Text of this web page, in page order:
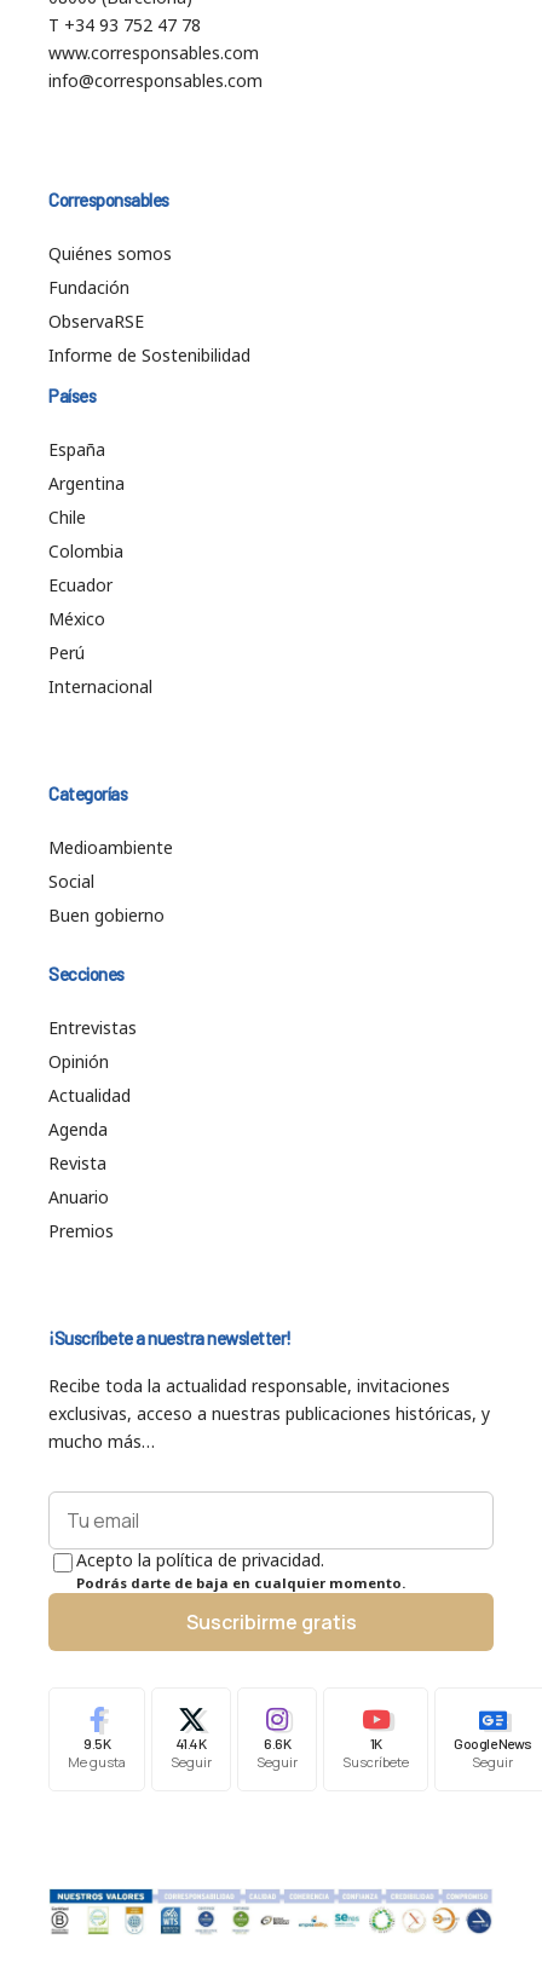
T +34 93 752 47 78
www.corresponsables.com
info@corresponsables.com
Corresponsables
Quiénes somos
Fundación
ObservaRSE
Informe de Sostenibilidad
Países
España
Argentina
Chile
Colombia
Ecuador
México
Perú
Internacional
Categorías
Medioambiente
Social
Buen gobierno
Secciones
Entrevistas
Opinión
Actualidad
Agenda
Revista
Anuario
Premios
¡Suscríbete a nuestra newsletter!
Recibe toda la actualidad responsable, invitaciones
exclusivas, acceso a nuestras publicaciones históricas, y
mucho más…
Acepto la política de privacidad.
Podrás darte de baja en cualquier momento.
Suscribirme gratis
9.5K
Me gusta
41.4K
Seguir
6.6K
Seguir
1K
Suscríbete
Google News
Seguir